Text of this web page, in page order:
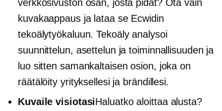
verkkosivuston osan, josta pidät? Ota vain
kuvakaappaus ja lataa se Ecwidin
tekoälytyökaluun. Tekoäly analysoi
suunnittelun, asettelun ja toiminnallisuuden ja
luo sitten samankaltaisen osion, joka on
räätälöity yrityksellesi ja brändillesi.
Kuvaile visiotasiHaluatko aloittaa alusta?